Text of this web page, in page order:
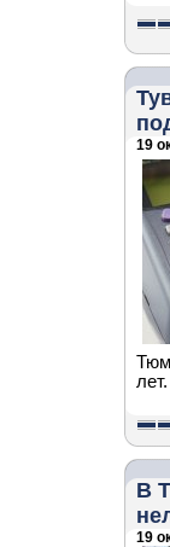
19
лет.
В
19